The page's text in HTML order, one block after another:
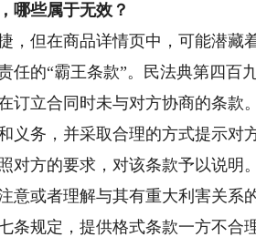
些属于无效？
但在商品详情页中，可能潜藏
任的“霸王条款”。民法典第四百
订立合同时未与对方协商的条款
义务，并采取合理的方式提示对
对方的要求，对该条款予以说明
意或者理解与其有重大利害关系
条规定，提供格式条款一方不合